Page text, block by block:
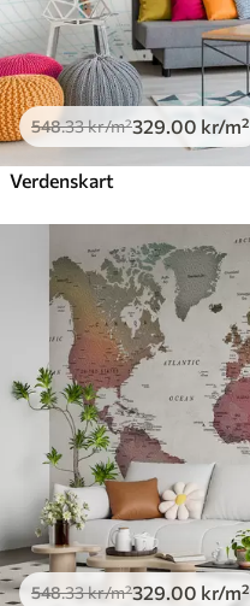
548.33kr/m²329.00 kr/m²
Verdenskart
548.33kr/m²329.00 kr/m²